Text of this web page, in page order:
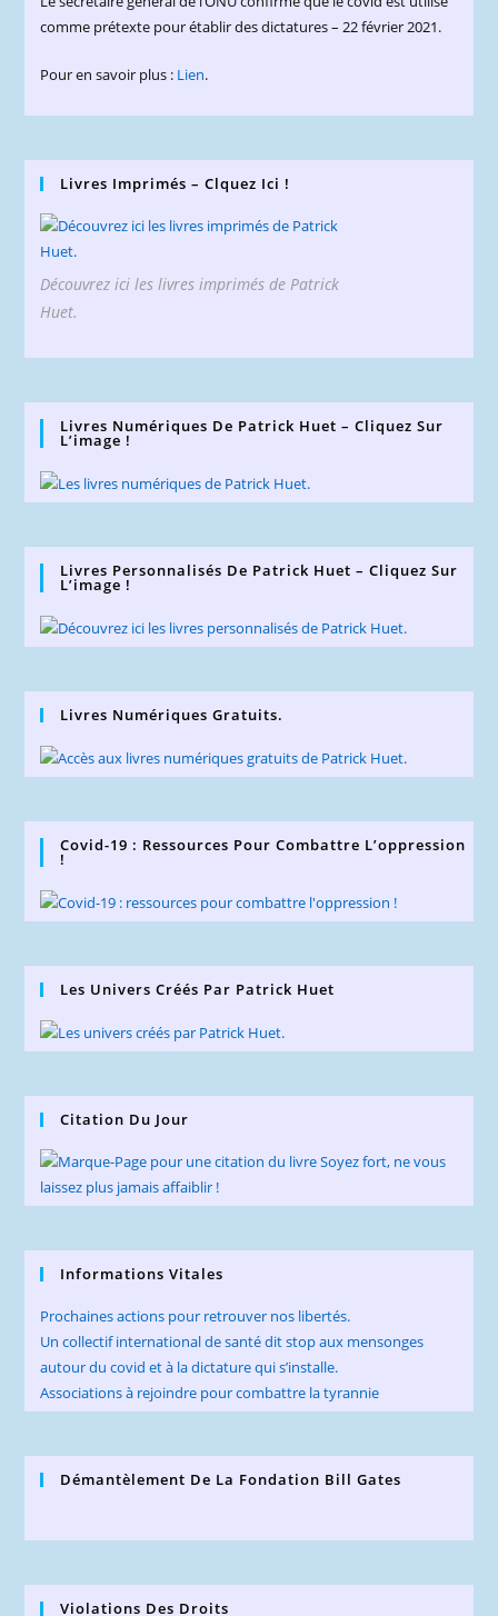
comme prétexte pour établir des dictatures – 22 février 2021.
Pour en savoir plus : Lien.
Livres Imprimés – Clquez Ici !
Découvrez ici les livres imprimés de Patrick
Huet.
Livres Numériques De Patrick Huet – Cliquez Sur
L’image !
Livres Personnalisés De Patrick Huet – Cliquez Sur
L’image !
Livres Numériques Gratuits.
Covid-19 : Ressources Pour Combattre L’oppression
!
Les Univers Créés Par Patrick Huet
Citation Du Jour
Informations Vitales
Prochaines actions pour retrouver nos libertés.
Un collectif international de santé dit stop aux mensonges
autour du covid et à la dictature qui s’installe.
Associations à rejoindre pour combattre la tyrannie
Démantèlement De La Fondation Bill Gates
Violations Des Droits